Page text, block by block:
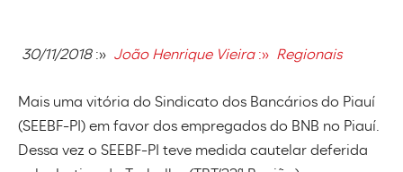
30/11/2018:» João Henrique Vieira :» Regionais
Mais uma vitória do Sindicato dos Bancários do Piauí
(SEEBF-PI) em favor dos empregados do BNB no Piauí.
Dessa vez o SEEBF-PI teve medida cautelar deferida